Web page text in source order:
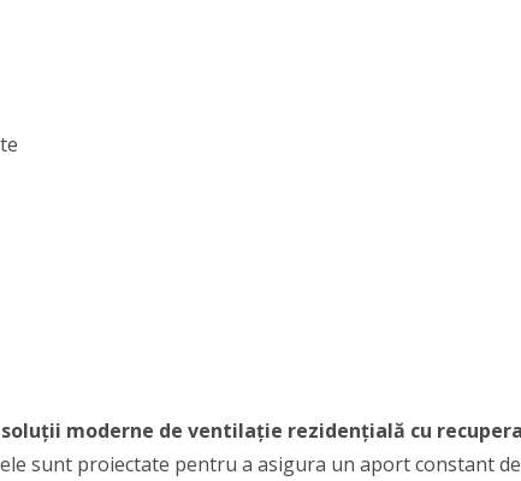
soluții moderne de ventilație rezidențială cu
sunt proiectate pentru a asigura un aport constant